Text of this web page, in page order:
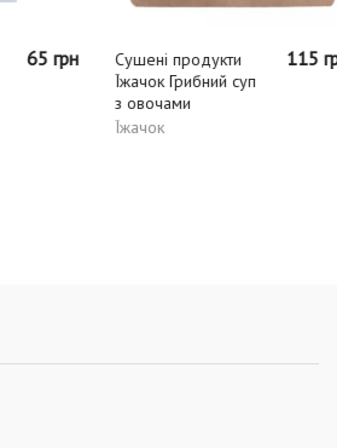
65 грн
Сушені продукти
Їжачок Грибний суп
з овочами
Їжачок
115 грн